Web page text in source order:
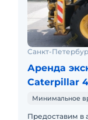
Санкт-
Аренда
Caterpillar
Минимальное
Предоставим в